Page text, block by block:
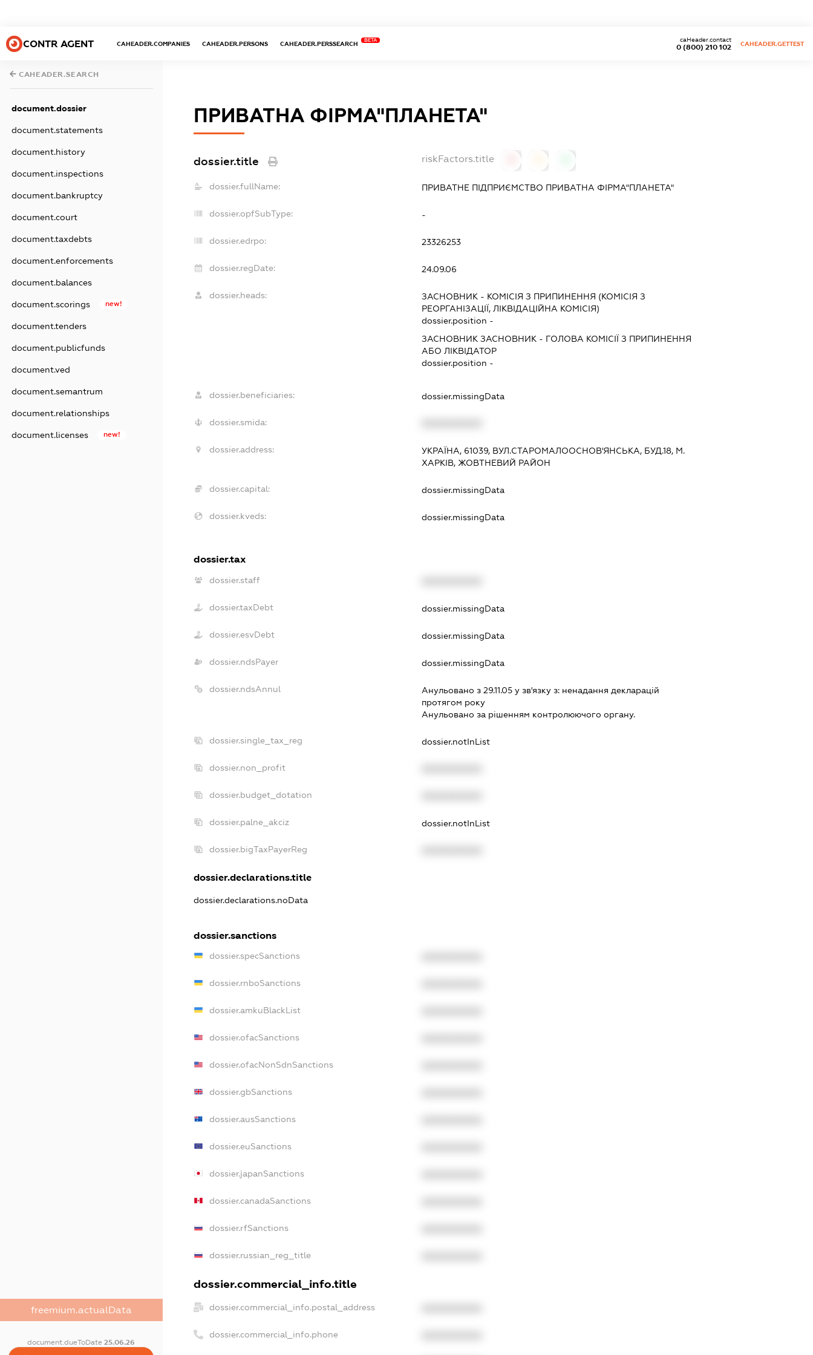
CONTR AGENT CAHEADER.COMPANIES CAHEADER.PERSONS CAHEADER.PERSSEARCH
BETA
0 (800) 210 102
caHeader.contact
CAHEADER.GETTEST
CAHEADER.SEARCH
document.dossier
document.statements
document.history
document.inspections
document.bankruptcy
document.court
document.taxdebts
document.enforcements
document.balances
document.scorings new!
document.tenders
document.publicfunds
document.ved
document.semantrum
document.relationships
document.licenses new!
freemium.actualData
document.dueToDate25.06.26
ПРИВАТНА ФІРМА"ПЛАНЕТА"
dossier.title riskFactors.title
dossier.fullName: ПРИВАТНЕ ПІДПРИЄМСТВО ПРИВАТНА ФІРМА"ПЛАНЕТА"
dossier.opfSubType: -
dossier.edrpo: 23326253
dossier.regDate: 24.09.06
dossier.heads: ЗАСНОВНИК - КОМІСІЯ З ПРИПИНЕННЯ (КОМІСІЯ З
РЕОРГАНІЗАЦІЇ, ЛІКВІДАЦІЙНА КОМІСІЯ)
dossier.position -
ЗАСНОВНИК ЗАСНОВНИК - ГОЛОВА КОМІСІЇ З ПРИПИНЕННЯ
АБО ЛІКВІДАТОР
dossier.position -
dossier.beneficiaries: dossier.missingData
dossier.smida:
dossier.address:
УКРАЇНА, 61039, ВУЛ.СТАРОМАЛООСНОВ'ЯНСЬКА, БУД.18, М.
ХАРКІВ, ЖОВТНЕВИЙ РАЙОН
dossier.capital: dossier.missingData
dossier.kveds: dossier.missingData
dossier.tax
dossier.staff
dossier.taxDebt dossier.missingData
dossier.esvDebt dossier.missingData
dossier.ndsPayer dossier.missingData
dossier.ndsAnnul Анульовано з 29.11.05 у зв'язку з: ненадання декларацiй
протягом року
Анульовано за рiшенням контролюючого органу.
dossier.single_tax_reg dossier.notInList
dossier.non_profit
dossier.budget_dotation
dossier.palne_akciz dossier.notInList
dossier.bigTaxPayerReg
dossier.declarations.title
dossier.declarations.noData
dossier.sanctions
dossier.specSanctions
dossier.rnboSanctions
dossier.amkuBlackList
dossier.ofacSanctions
dossier.ofacNonSdnSanctions
dossier.gbSanctions
dossier.ausSanctions
dossier.euSanctions
dossier.japanSanctions
dossier.canadaSanctions
dossier.rfSanctions
dossier.russian_reg_title
dossier.commercial_info.title
dossier.commercial_info.postal_address
dossier.commercial_info.phone